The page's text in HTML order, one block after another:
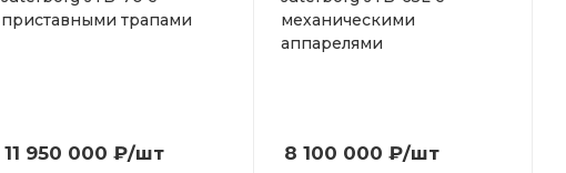
приставными трапами
11 950 000 ₽/шт
механическими
аппарелями
8 100 000 ₽/шт